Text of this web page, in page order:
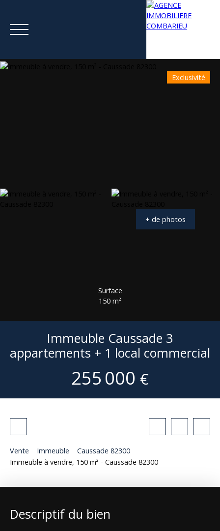
Exclusivité
+ de photos
Surface
150 m²
Immeuble Caussade 3
appartements + 1 local commercial
255 000 €
Vente Immeuble
Caussade 82300
Immeuble à vendre, 150 m² - Caussade 82300
Descriptif du bien